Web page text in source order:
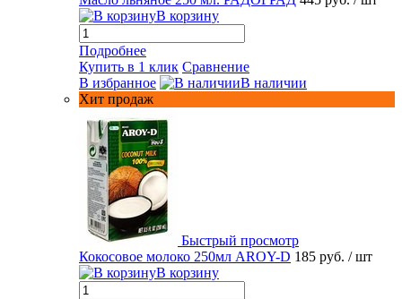
В корзину
Подробнее
Купить в 1 клик Сравнение
В избранное
В наличии
Хит продаж
Быстрый просмотр
Кокосовое молоко 250мл AROY-D 185 руб. / шт
В корзину